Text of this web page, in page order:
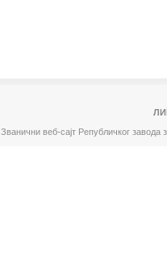
Званични веб-сајт Републичког